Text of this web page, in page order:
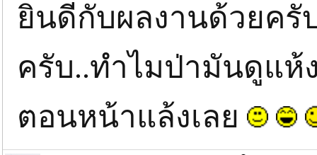
ยินดีกับผลงานด้วยครั
ครับ..ทำไมป่ามันดูแห้
ตอนหน้าแล้งเลย